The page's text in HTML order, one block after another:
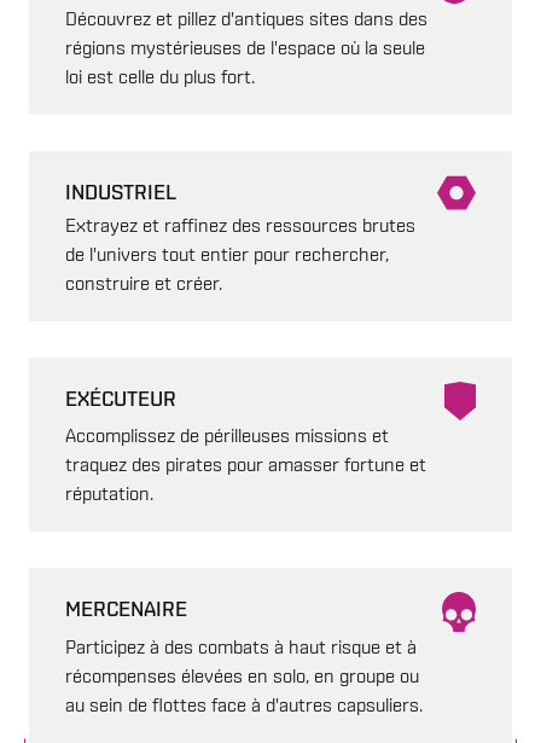
Découvrez et pillez d'antiques sites dans des
régions mystérieuses de l'espace où la seule
loi est celle du plus fort.
INDUSTRIEL
Extrayez et raffinez des ressources brutes
de l'univers tout entier pour rechercher,
construire et créer.
EXÉCUTEUR
Accomplissez de périlleuses missions et
traquez des pirates pour amasser fortune et
réputation.
MERCENAIRE
Participez à des combats à haut risque et à
récompenses élevées en solo, en groupe ou
au sein de flottes face à d'autres capsuliers.